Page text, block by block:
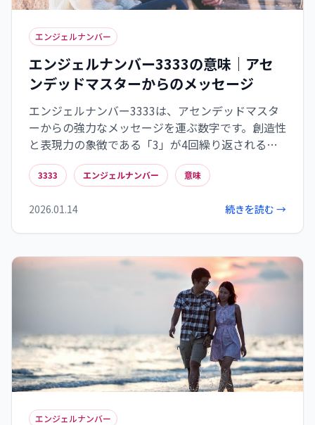
エンジェルナンバー
エンジェルナンバー3333の意味｜アセ
ンデッドマスターからのメッセージ
エンジェルナンバー3333は、アセンデッドマスタ
ーからの強力なメッセージを運ぶ数字です。創造性
と表現力の象徴である「3」が4回繰り返されるこ
とで、その意味は増幅されます。このナンバーが示
すのは、高次元の存在があなたをサポートしてい
あること、そして日常の中で意識的に波動を高め
る実践が大切だということです。3333を見かけた
す神聖なサインと捉えましょう。
3333 エンジェルナンバー 意味
2026.01.14 続きを読む →
エンジェルナンバー